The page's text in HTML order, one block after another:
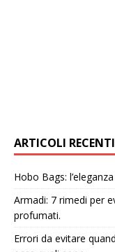
ARTICOLI RECENTI
Hobo Bags:
Armadi: 7 rimedi per
profumati.
Errori da evitare